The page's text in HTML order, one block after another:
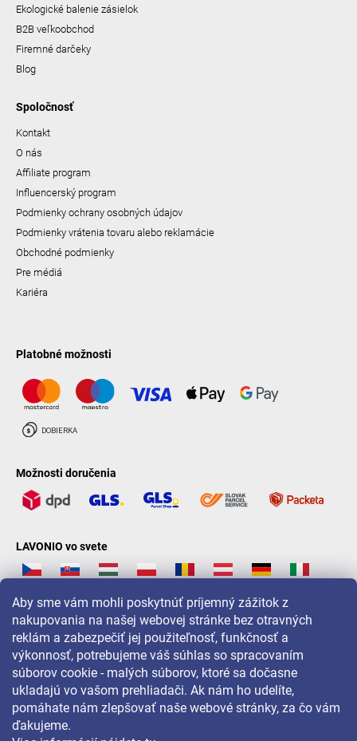
Aby sme vám mohli poskytnúť príjemný zážitok z
nakupovania na našej webovej stránke bez otravných
reklám a zabezpečiť jej použiteľnosť, funkčnosť a
výkonnosť, potrebujeme váš súhlas so spracovaním
súborov cookie - malých súborov, ktoré sa dočasne
ukladajú vo vašom prehliadači. Ak nám ho udelíte,
pomáhate nám zlepšovať naše webové stránky, za čo vám
ďakujeme.
Ekologické balenie zásielok
B2B veľkoobchod
Firemné darčeky
Blog
Spoločnosť
Kontakt
O nás
Affiliate program
Influencerský program
Podmienky ochrany osobných údajov
Podmienky vrátenia tovaru alebo reklamácie
Obchodné podmienky
Pre médiá
Kariéra
Platobné možnosti
Možnosti doručenia
LAVONIO vo svete
Pre akcie, súťaže a zľavy nás sledujte na: